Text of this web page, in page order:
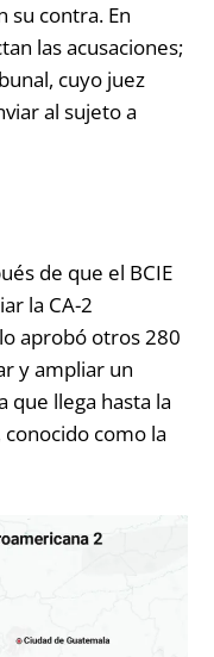
su contra. En
las acusaciones;
cuyo juez
al sujeto a
de que el BCIE
la CA-2
aprobó otros 280
y ampliar un
llega hasta la
como la